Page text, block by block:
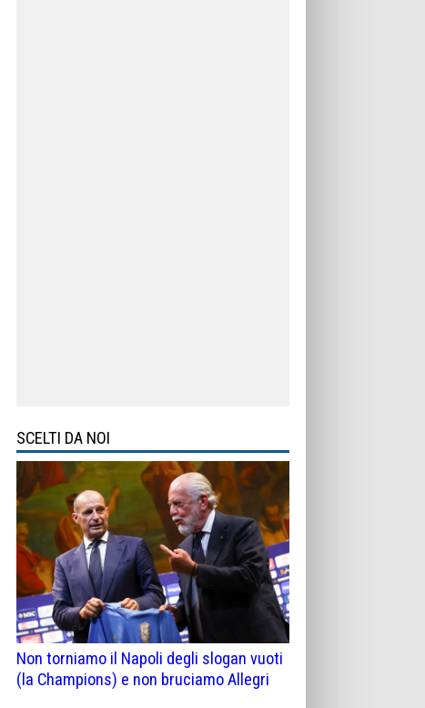
SCELTI DA NOI
Non torniamo il Napoli degli slogan vuoti
(la Champions) e non bruciamo Allegri